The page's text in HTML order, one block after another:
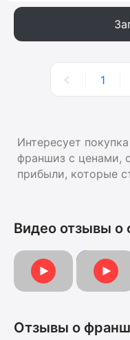
1
Интересует
франшиз с ценами,
прибыли, которые
Видео отзывы о
Видеоотзыв
Отзыв
Отзывы о